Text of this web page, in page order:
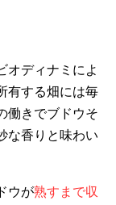
オディナミによ
有する畑には毎
働きでブドウそ
な香りと味わい
ウが熟すまで収